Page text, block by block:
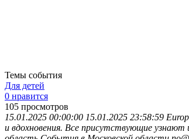
Темы события
Для детей
0 нравится
105 просмотров
15.01.2025 00:00:00 15.01.2025 23:58:59
и вдохновения. Все присутствующие